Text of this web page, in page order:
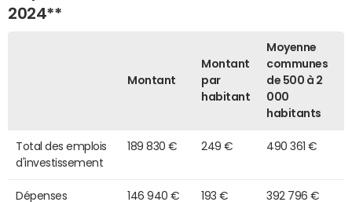
2024**
Montant
Montant
par
habitant
Moyenne
communes
de 500 à 2
000
habitants
Total des emplois
d'investissement
189 830 € 249 € 490 361 €
Dépenses
146 940 € 193 € 392 796 €